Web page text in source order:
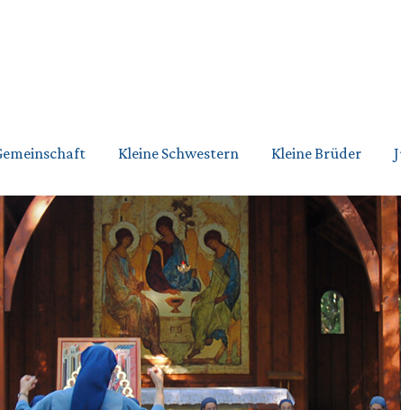
Kleine Schwestern Kleine Brüder